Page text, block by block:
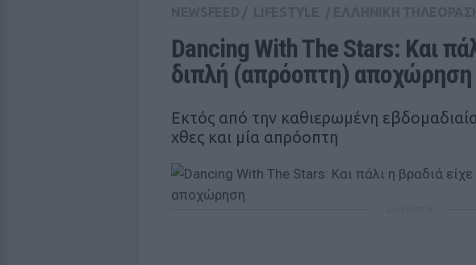
Dancing With The Stars: Και
διπλή (απρόοπτη) αποχώρηση
Εκτός από την καθιερωμένη
χθες και μία απρόοπτη